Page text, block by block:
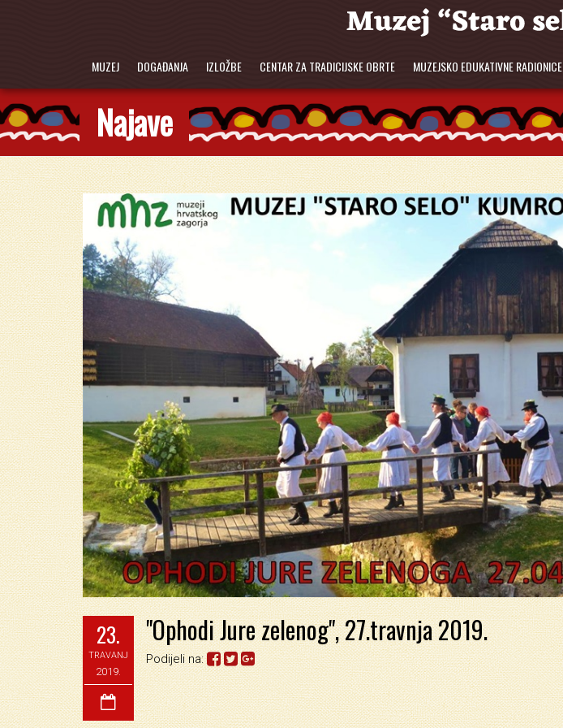
MUZEJ DOGAĐANJA IZLOŽBE CENTAR ZA TRADICIJSKE OBRTE MUZEJSKO EDUKATIVNE RADIONICE
Najave
23.
TRAVANJ
2019.
"Ophodi Jure zelenog", 27.travnja 2019.
Podijeli na: